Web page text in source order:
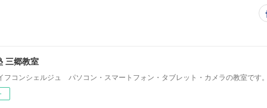
三郷教室
フコンシェルジュ パソコン・スマートフォン・タブレット・カメラの教室です